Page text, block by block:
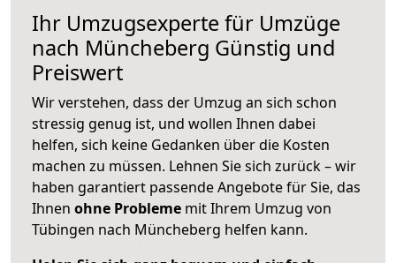
Ihr Umzugsexperte für Umzüge
nach Müncheberg Günstig und
Preiswert
Wir verstehen, dass der Umzug an sich schon
stressig genug ist, und wollen Ihnen dabei
helfen, sich keine Gedanken über die Kosten
machen zu müssen. Lehnen Sie sich zurück – wir
haben garantiert passende Angebote für Sie, das
Ihnen ohne Probleme mit Ihrem Umzug von
Tübingen nach Müncheberg helfen kann.